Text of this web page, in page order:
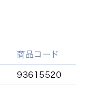
商品コード
93615520